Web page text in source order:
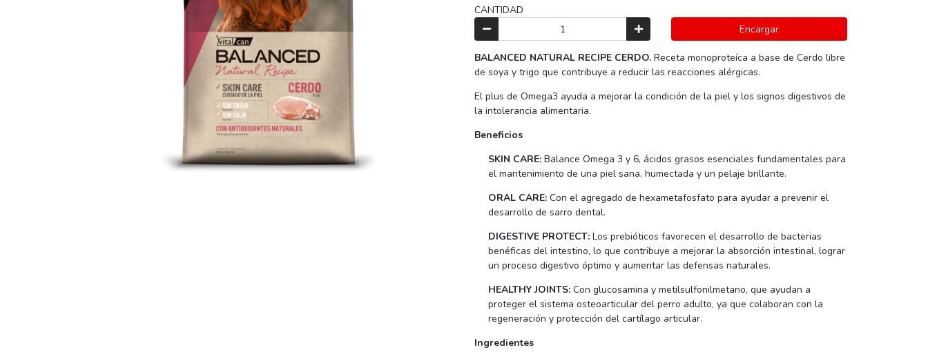
CANTIDAD
Encargar
BALANCED NATURAL RECIPE CERDO. Receta monoproteíca a base de Cerdo libre
de soya y trigo que contribuye a reducir las reacciones alérgicas.
El plus de Omega3 ayuda a mejorar la condición de la piel y los signos digestivos de
la intolerancia alimentaria.
Beneficios
SKIN CARE: Balance Omega 3 y 6, ácidos grasos esenciales fundamentales para
el mantenimiento de una piel sana, humectada y un pelaje brillante.
ORAL CARE: Con el agregado de hexametafosfato para ayudar a prevenir el
desarrollo de sarro dental.
DIGESTIVE PROTECT: Los prebióticos favorecen el desarrollo de bacterias
benéficas del intestino, lo que contribuye a mejorar la absorción intestinal, lograr
un proceso digestivo óptimo y aumentar las defensas naturales.
HEALTHY JOINTS: Con glucosamina y metilsulfonilmetano, que ayudan a
proteger el sistema osteoarticular del perro adulto, ya que colaboran con la
regeneración y protección del cartílago articular.
Ingredientes